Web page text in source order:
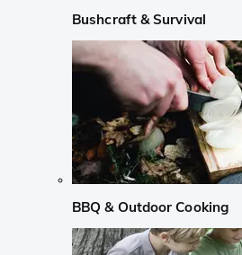
Bushcraft & Survival
BBQ & Outdoor Cooking